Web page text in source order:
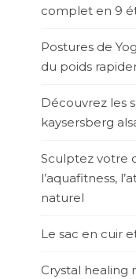
complet en 9
Postures de
du poids
Découvrez les
kaysersberg
Sculptez votre
l’aquafitness,
naturel
Le sac en cuir
Crystal healing